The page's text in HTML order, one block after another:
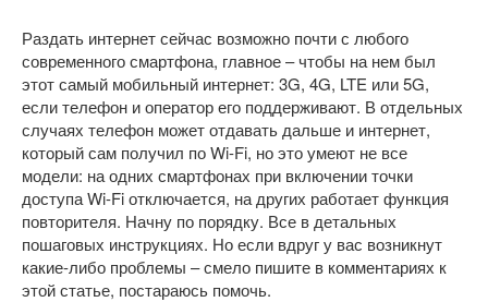
Раздать интернет сейчас возможно почти с любого
современного смартфона, главное – чтобы на нем был
этот самый мобильный интернет: 3G, 4G, LTE или 5G,
если телефон и оператор его поддерживают. В отдельных
случаях телефон может отдавать дальше и интернет,
который сам получил по Wi-Fi, но это умеют не все
модели: на одних смартфонах при включении точки
доступа Wi-Fi отключается, на других работает функция
повторителя. Начну по порядку. Все в детальных
пошаговых инструкциях. Но если вдруг у вас возникнут
какие-либо проблемы – смело пишите в комментариях к
этой статье, постараюсь помочь.